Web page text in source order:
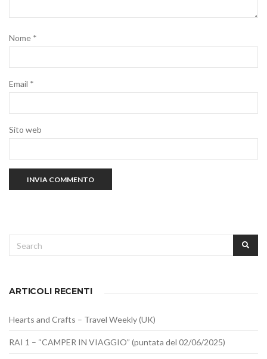
Nome *
Email *
Sito web
Search
for:
ARTICOLI RECENTI
Hearts and Crafts – Travel Weekly (UK)
RAI 1 – “CAMPER IN VIAGGIO” (puntata del 02/06/2025)